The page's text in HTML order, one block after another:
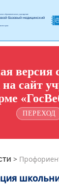
образовательное учреждение
базовый медицинский
края
версия
на сайт
ПЕРЕХОД
>